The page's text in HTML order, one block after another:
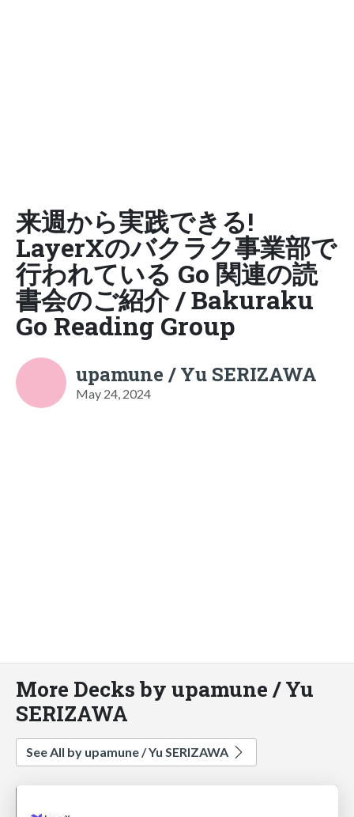
来週から実践できる!
LayerXのバクラク事業部で
行われている Go 関連の読
書会のご紹介 / Bakuraku
Go Reading Group
upamune / Yu SERIZAWA
May 24, 2024
More Decks by upamune / Yu
SERIZAWA
See All by upamune / Yu SERIZAWA